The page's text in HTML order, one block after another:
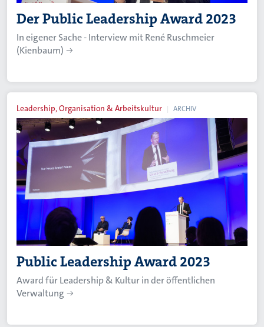
Der Public Leadership Award 2023
In eigener Sache - Interview mit René Ruschmeier
(Kienbaum)
Leadership, Organisation & Arbeitskultur ARCHIV
Public Leadership Award 2023
Award für Leadership & Kultur in der öffentlichen
Verwaltung